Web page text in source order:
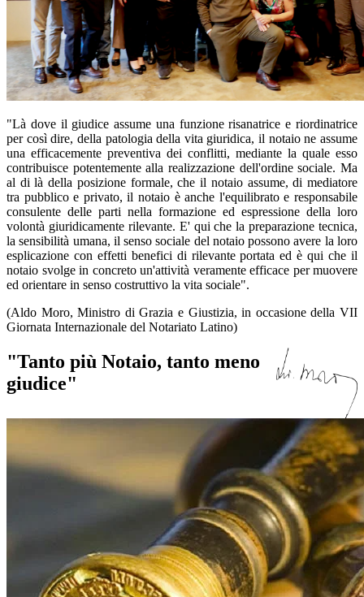
"Là dove il giudice assume una funzione risanatrice e riordinatrice
per così dire, della patologia della vita giuridica, il notaio ne assume
una efficacemente preventiva dei conflitti, mediante la quale esso
contribuisce potentemente alla realizzazione dell'ordine sociale. Ma
al di là della posizione formale, che il notaio assume, di mediatore
tra pubblico e privato, il notaio è anche l'equilibrato e responsabile
consulente delle parti nella formazione ed espressione della loro
volontà giuridicamente rilevante. E' qui che la preparazione tecnica,
la sensibilità umana, il senso sociale del notaio possono avere la loro
esplicazione con effetti benefici di rilevante portata ed è qui che il
notaio svolge in concreto un'attività veramente efficace per muovere
ed orientare in senso costruttivo la vita sociale".
(Aldo Moro, Ministro di Grazia e Giustizia, in occasione della VII
Giornata Internazionale del Notariato Latino)
"Tanto più Notaio, tanto meno
giudice"